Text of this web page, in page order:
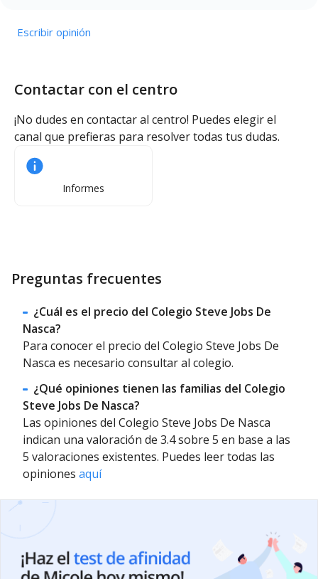
Escribir opinión
Contactar con el centro
¡No dudes en contactar al centro! Puedes elegir el
canal que prefieras para resolver todas tus dudas.
Informes
Preguntas frecuentes
¿Cuál es el precio del Colegio Steve Jobs De
Nasca?
Para conocer el precio del Colegio Steve Jobs De
Nasca es necesario consultar al colegio.
¿Qué opiniones tienen las familias del Colegio
Steve Jobs De Nasca?
Las opiniones del Colegio Steve Jobs De Nasca
indican una valoración de 3.4 sobre 5 en base a las
5 valoraciones existentes. Puedes leer todas las
opiniones aquí